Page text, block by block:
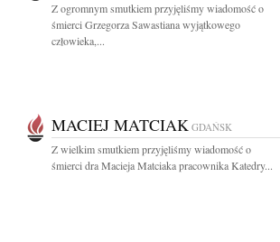
Z ogromnym smutkiem przyjęliśmy wiadomość o
śmierci Grzegorza Sawastiana wyjątkowego
człowieka,...
MACIEJ MATCIAK GDAŃSK
Z wielkim smutkiem przyjęliśmy wiadomość o
śmierci dra Macieja Matciaka pracownika Katedry...